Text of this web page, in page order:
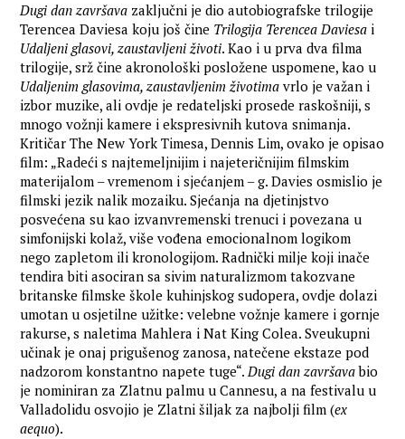
Dugi dan završava zaključni je dio autobiografske trilogije
Terencea Daviesa koju još čine Trilogija Terencea Daviesa i
Udaljeni glasovi, zaustavljeni životi. Kao i u prva dva filma
trilogije, srž čine akronološki posložene uspomene, kao u
Udaljenim glasovima, zaustavljenim životima vrlo je važan i
izbor muzike, ali ovdje je redateljski prosede raskošniji, s
mnogo vožnji kamere i ekspresivnih kutova snimanja.
Kritičar The New York Timesa, Dennis Lim, ovako je opisao
film: „Radeći s najtemeljnijim i najeteričnijim filmskim
materijalom – vremenom i sjećanjem – g. Davies osmislio je
filmski jezik nalik mozaiku. Sjećanja na djetinjstvo
posvećena su kao izvanvremenski trenuci i povezana u
simfonijski kolaž, više vođena emocionalnom logikom
nego zapletom ili kronologijom. Radnički milje koji inače
tendira biti asociran sa sivim naturalizmom takozvane
britanske filmske škole kuhinjskog sudopera, ovdje dolazi
umotan u osjetilne užitke: velebne vožnje kamere i gornje
rakurse, s naletima Mahlera i Nat King Colea. Sveukupni
učinak je onaj prigušenog zanosa, natečene ekstaze pod
nadzorom konstantno napete tuge“.Dugi dan završavabio
je nominiran za Zlatnu palmu u Cannesu, a na festivalu u
Valladolidu osvojio je Zlatni šiljak za najbolji film (ex
aequo).